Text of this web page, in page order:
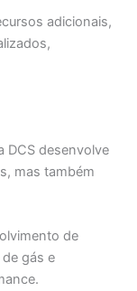
adicionais,
DCS desenvolve
mas também
de
gás e